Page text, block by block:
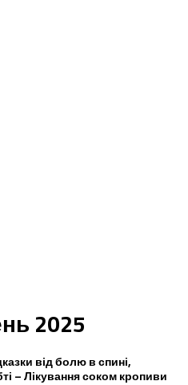
2025
від болю в спині,
– Лікування соком кропиви